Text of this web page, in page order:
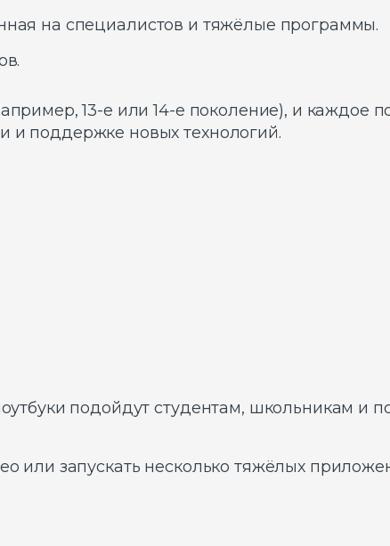
на специалистов и тяжёлые программы.
13-е или 14-е поколение), и каждое
и поддержке новых технологий.
подойдут студентам, школьникам и
или запускать несколько тяжёлых